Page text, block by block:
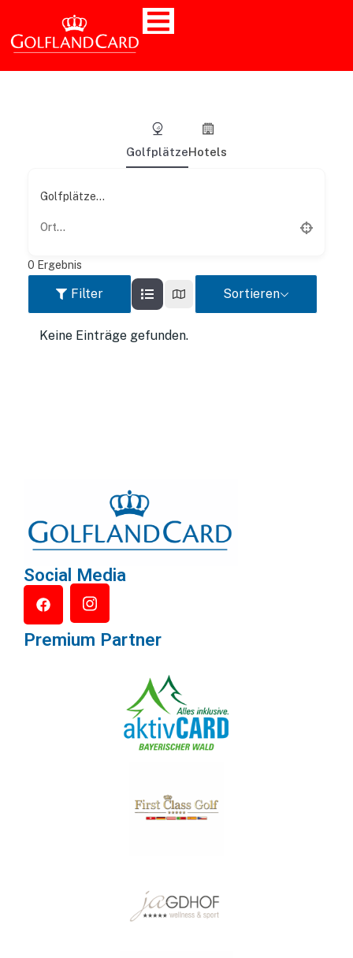
GolfplätzeHotels
Golfplätze...
0 Ergebnis
Filter Sortieren
Keine Einträge gefunden.
Social Media
Premium Partner